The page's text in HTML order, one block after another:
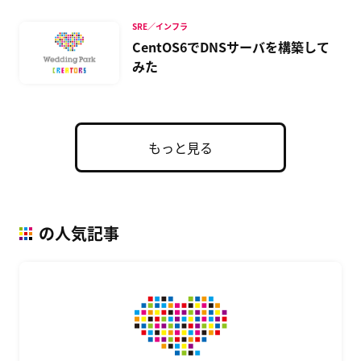
CentOS6でDNSサーバを構築して
みた
SRE／インフラ
もっと見る
の人気記事